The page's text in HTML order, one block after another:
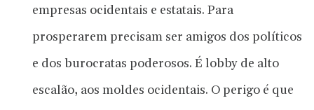
empresas ocidentais e estatais. Para
prosperarem precisam ser amigos dos políticos
e dos burocratas poderosos. É lobby de alto
escalão, aos moldes ocidentais. O perigo é que